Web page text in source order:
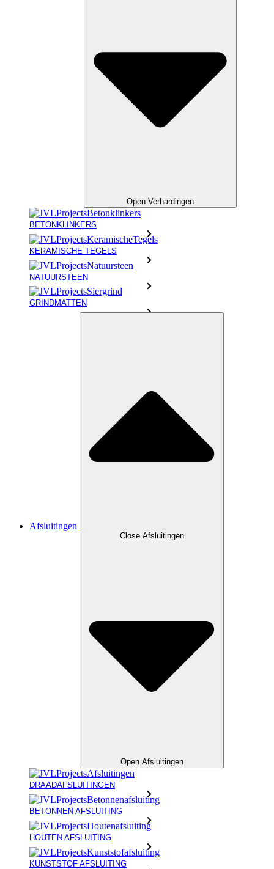
Open Verhardingen
BETONKLINKERS
KERAMISCHE TEGELS
NATUURSTEEN
GRINDMATTEN
Afsluitingen
Close Afsluitingen
Open Afsluitingen
DRAADAFSLUITINGEN
BETONNEN AFSLUITING
HOUTEN AFSLUITING
KUNSTSTOF AFSLUITING